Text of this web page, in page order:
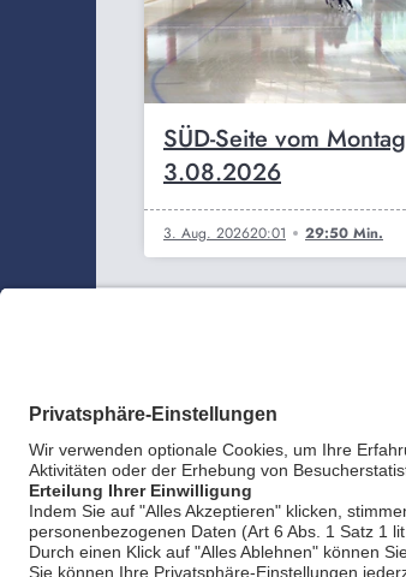
SÜD-Seite vom Montag
3.08.2026
3. Aug. 202620:01 29:50 Min.